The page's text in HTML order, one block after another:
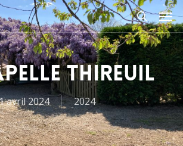
search
THIREUIL
avril 2024 2024